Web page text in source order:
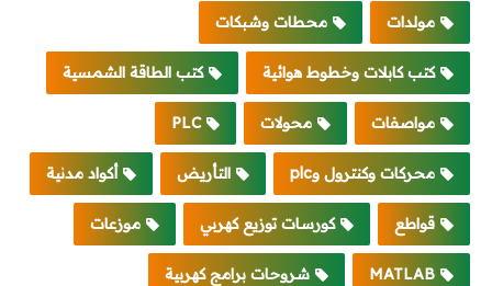
مولدات محطات وشبكات
كتب كابلات وخطوط هوائية كتب الطاقة الشمسية
مواصفات محولات PLC
محركات وكنترول وplc التأريض أكواد مدنية
قواطع كورسات توزيع كهربي موزعات
MATLAB شروحات برامج كهربية